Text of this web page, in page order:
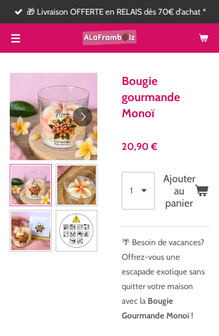
Passer
au
contenu
principal
🎁 Livraison OFFERTE en RELAIS dès 70€ d'achat *
Bougie
gourmande
Monoï
20,90 €
Ajouter
au
panier
🌴 Besoin de vacances?
Offrez-vous une
escapade exotique sans
quitter votre maison
avec la Bougie
Gourmande Monoï!